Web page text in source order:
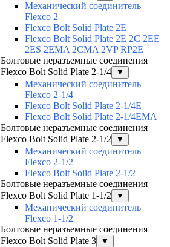
Механический соединитель
Flexco 2
Flexco Bolt Solid Plate 2E
Flexco Bolt Solid Plate 2Е 2С 2ЕЕ
2ES 2EMA 2CMA 2VP RP2E
Болтовые неразъемные соединения
Flexco Bolt Solid Plate 2-1/4
▼
Механический соединитель
Flexco 2-1/4
Flexco Bolt Solid Plate 2-1/4E
Flexco Bolt Solid Plate 2-1/4EMA
Болтовые неразъемные соединения
Flexco Bolt Solid Plate 2-1/2
▼
Механический соединитель
Flexco 2-1/2
Flexco Bolt Solid Plate 2-1/2
Болтовые неразъемные соединения
Flexco Bolt Solid Plate 1-1/2
▼
Механический соединитель
Flexco 1-1/2
Болтовые неразъемные соединения
Flexco Bolt Solid Plate 3
▼